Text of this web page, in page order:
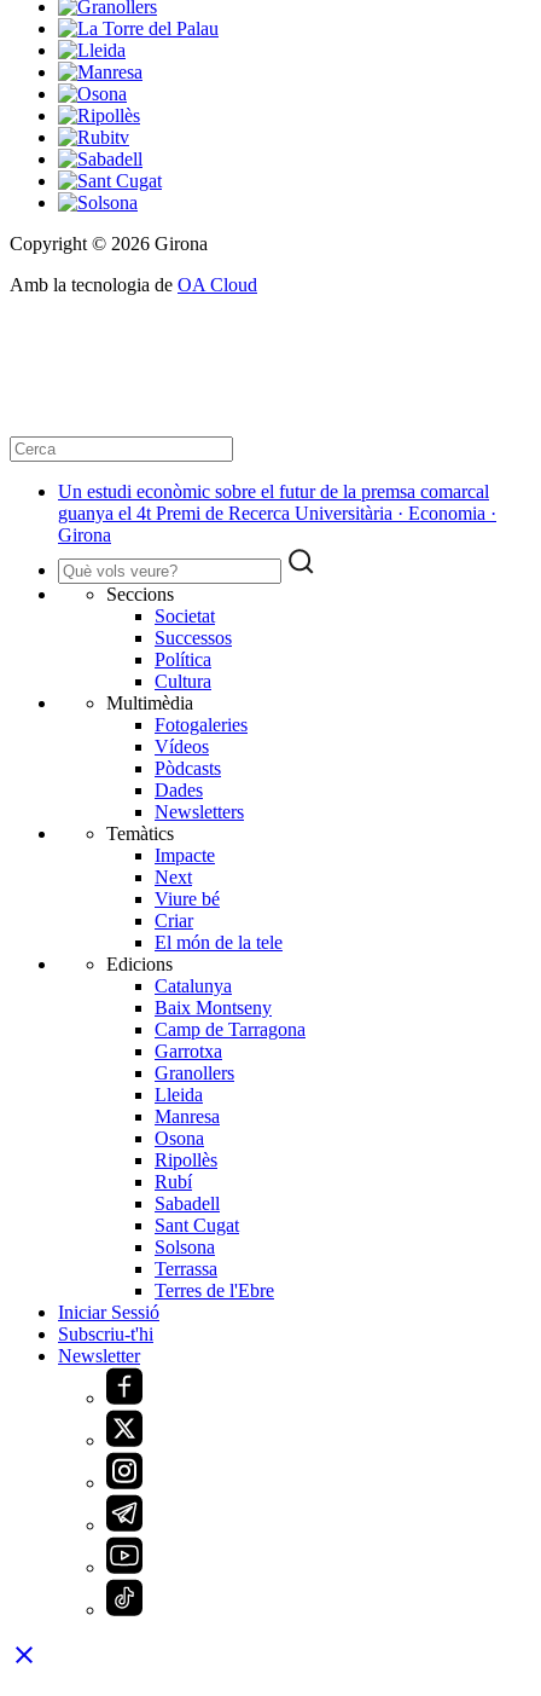
Copyright © 2026 Girona
Amb la tecnologia de OA Cloud
Un estudi econòmic sobre el futur de la premsa comarcal
guanya el 4t Premi de Recerca Universitària · Economia ·
Girona
Seccions
Societat
Successos
Política
Cultura
Multimèdia
Fotogaleries
Vídeos
Pòdcasts
Dades
Newsletters
Temàtics
Impacte
Next
Viure bé
Criar
El món de la tele
Edicions
Catalunya
Baix Montseny
Camp de Tarragona
Garrotxa
Granollers
Lleida
Manresa
Osona
Ripollès
Rubí
Sabadell
Sant Cugat
Solsona
Terrassa
Terres de l'Ebre
Iniciar Sessió
Subscriu-t'hi
Newsletter
close